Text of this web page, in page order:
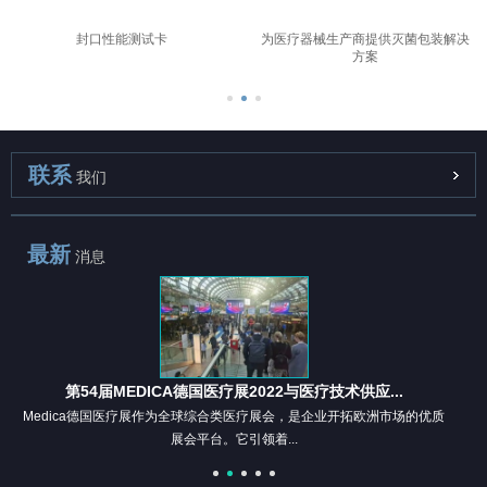
封口性能测试卡
为医疗器械生产商提供灭菌包装解决
方案
联系我们
最新 消息
第54届MEDICA德国医疗展2022与医疗技术供应...
Medica德国医疗展作为全球综合类医疗展会，是企业开拓欧洲市场的优质
展会平台。它引领着...